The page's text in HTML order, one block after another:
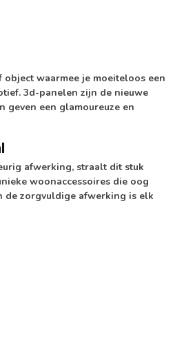
waarmee je moeiteloos een
3d-panelen zijn de nieuwe
geven een glamoureuze en
afwerking, straalt dit stuk
woonaccessoires die oog
de zorgvuldige afwerking is elk